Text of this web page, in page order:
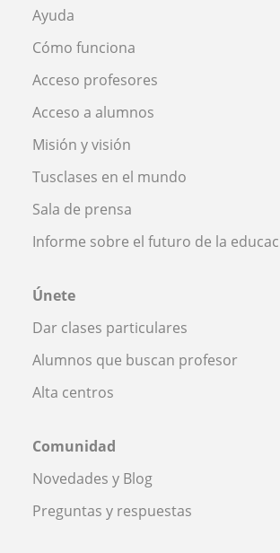
Ayuda
Cómo funciona
Acceso profesores
Acceso a alumnos
Misión y visión
Tusclases en el mundo
Sala de prensa
Informe sobre el futuro de la
Únete
Dar clases particulares
Alumnos que buscan profesor
Alta centros
Comunidad
Novedades y Blog
Preguntas y respuestas